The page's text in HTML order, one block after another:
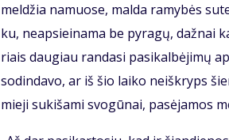
mel­džia na­muo­se, mal­da ra­my­bės
ku, neap­si­ei­na­ma be py­ra­gų, daž­nai
riais dau­giau ran­da­si pa­si­kal­bė­ji­mų
so­din­da­vo, ar iš šio lai­ko ne­iš­kryps
mie­ji su­ki­ša­mi svo­gū­nai, pa­sė­ja­mos